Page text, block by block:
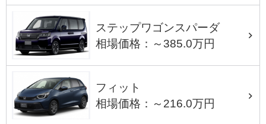
ステップワゴンスパーダ
相場価格：～385.0万円
フィット
相場価格：～216.0万円